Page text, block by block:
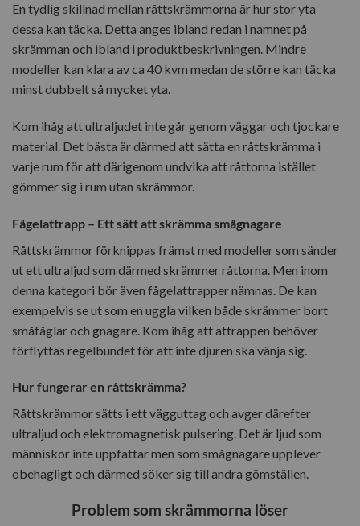
En tydlig skillnad mellan råttskrämmorna är hur stor yta
dessa kan täcka. Detta anges ibland redan i namnet på
skrämman och ibland i produktbeskrivningen. Mindre
modeller kan klara av ca 40 kvm medan de större kan täcka
minst dubbelt så mycket yta.
Kom ihåg att ultraljudet inte går genom väggar och tjockare
material. Det bästa är därmed att sätta en råttskrämma i
varje rum för att därigenom undvika att råttorna istället
gömmer sig i rum utan skrämmor.
Fågelattrapp – Ett sätt att skrämma smågnagare
Råttskrämmor förknippas främst med modeller som sänder
ut ett ultraljud som därmed skrämmer råttorna. Men inom
denna kategori bör även fågelattrapper nämnas. De kan
exempelvis se ut som en uggla vilken både skrämmer bort
småfåglar och gnagare. Kom ihåg att attrappen behöver
förflyttas regelbundet för att inte djuren ska vänja sig.
Hur fungerar en råttskrämma?
Råttskrämmor sätts i ett vägguttag och avger därefter
ultraljud och elektromagnetisk pulsering. Det är ljud som
människor inte uppfattar men som smågnagare upplever
obehagligt och därmed söker sig till andra gömställen.
Problem som skrämmorna löser